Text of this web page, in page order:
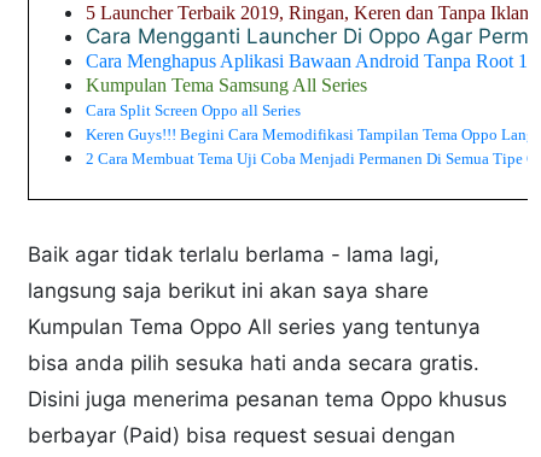
5 Launcher Terbaik 2019, Ringan, Keren dan Tanpa Iklan
Cara Mengganti Launcher Di Oppo Agar
Cara Menghapus Aplikasi Bawaan Android Tanpa Root
Kumpulan Tema Samsung All Series
Cara Split Screen Oppo all Series
Keren Guys!!! Begini Cara Memodifikasi Tampilan Tema Oppo
2 Cara Membuat Tema Uji Coba Menjadi Permanen Di Semua Tipe
Baik agar tidak terlalu berlama - lama lagi,
langsung saja berikut ini akan saya share
Kumpulan Tema Oppo All series yang tentunya
bisa anda pilih sesuka hati anda secara gratis.
Disini juga menerima pesanan tema Oppo khusus
berbayar (Paid) bisa request sesuai dengan